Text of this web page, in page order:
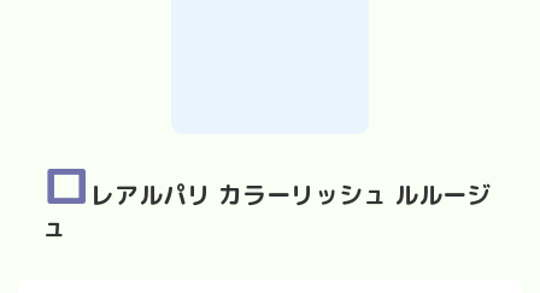
ロ レアルパリ カラーリッシュ ルルージ
ュ